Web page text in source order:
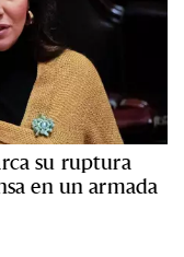
su ruptura
en un armada